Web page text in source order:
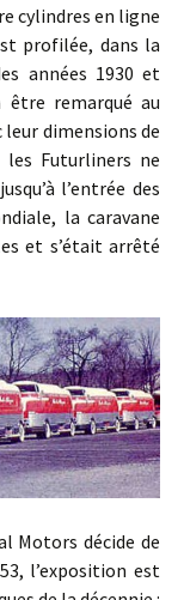
cylindres en ligne
profilée, dans la
années 1930 et
remarqué au
dimensions de
Futurliners ne
l’entrée des
la caravane
et s’était arrêté
décide de
l’exposition est